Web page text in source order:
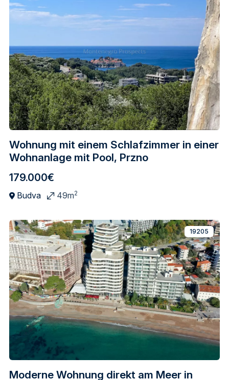
Wohnung mit einem Schlafzimmer in einer
Wohnanlage mit Pool, Przno
179.000€
Budva 49m2
Moderne Wohnung direkt am Meer in
19205